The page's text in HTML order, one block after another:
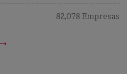
82,078 Empresas